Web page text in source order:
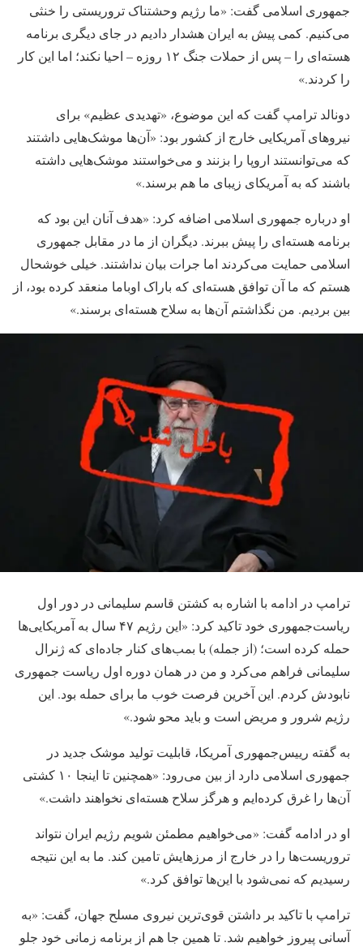
جمهوری اسلامی گفت: «ما رژیم وحشتناک تروریستی را خنثی
می‌کنیم. کمی پیش به ایران هشدار دادیم در جای دیگری برنامه‌
هسته‌ای را – پس از حملات جنگ ۱۲ روزه – احیا نکند؛ اما این کار
را کردند.»
دونالد ترامپ گفت که این موضوع، «تهدیدی عظیم» برای
نیروهای آمریکایی خارج از کشور بود: «آن‌ها موشک‌هایی داشتند
که می‌توانستند اروپا را بزنند و می‌خواستند موشک‌هایی داشته
باشند که به آمریکای زیبای ما هم برسند.»
او درباره جمهوری اسلامی اضافه کرد: «هدف آنان این بود که
برنامه هسته‌ای را پیش ببرند. دیگران از ما در مقابل جمهوری
اسلامی حمایت می‌کردند اما جرات بیان نداشتند. خیلی خوشحال
هستم که ما آن توافق هسته‌ای که باراک اوباما منعقد کرده بود، از
بین بردیم. من نگذاشتم آن‌ها به سلاح هسته‌ای برسند.»
ترامپ در ادامه با اشاره به کشتن قاسم سلیمانی در دور اول
ریاست‌جمهوری خود تاکید کرد: «این رژیم ۴۷ سال به آمریکایی‌ها
حمله کرده است؛ (از جمله) با بمب‌های کنار جاده‌ای که ژنرال
سلیمانی فراهم می‌کرد و من در همان دوره اول ریاست جمهوری
نابودش کردم. این آخرین فرصت خوب ما برای حمله بود. این
رژیم شرور و مریض است و باید محو شود.»
به گفته رییس‌جمهوری آمریکا، قابلیت تولید موشک جدید در
جمهوری اسلامی دارد از بین می‌رود: «همچنین تا اینجا ۱۰ کشتی
آن‌ها را غرق کرده‌ایم و هرگز سلاح هسته‌ای نخواهند داشت.»
او در ادامه گفت: «می‌خواهیم مطمئن شویم رژیم ایران نتواند
تروریست‌ها را در خارج از مرزهایش تامین کند. ما به این نتیجه
رسیدیم که نمی‌شود با این‌ها توافق کرد.»
ترامپ با تاکید بر داشتن قوی‌ترین نیروی مسلح جهان، گفت: «به
آسانی پیروز خواهیم شد. تا همین جا هم از برنامه زمانی خود جلو